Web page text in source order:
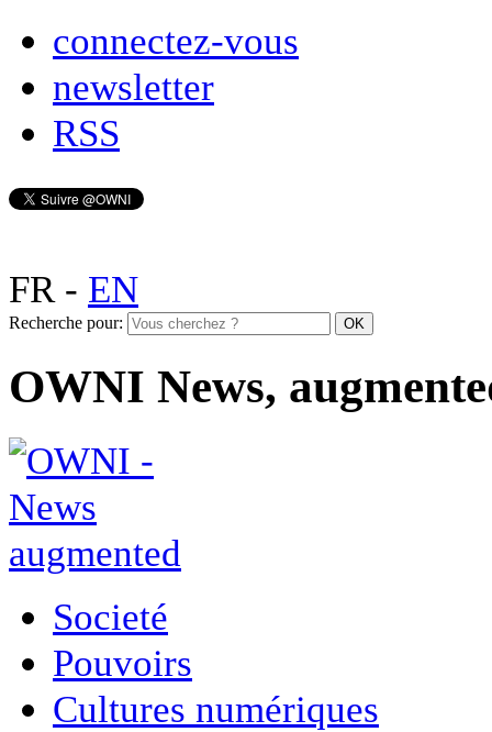
connectez-vous
newsletter
RSS
FR- EN
Recherche pour:
OWNI News,
Societé
Pouvoirs
Cultures numériques